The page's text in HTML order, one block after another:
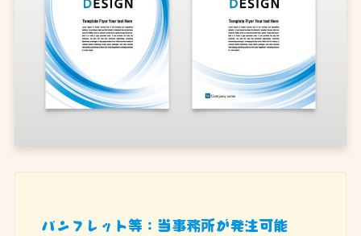
パンフレット等：当事務所が発注可能